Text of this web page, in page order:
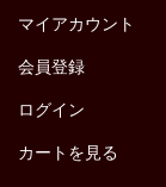
マイアカウント
会員登録
ログイン
カートを見る